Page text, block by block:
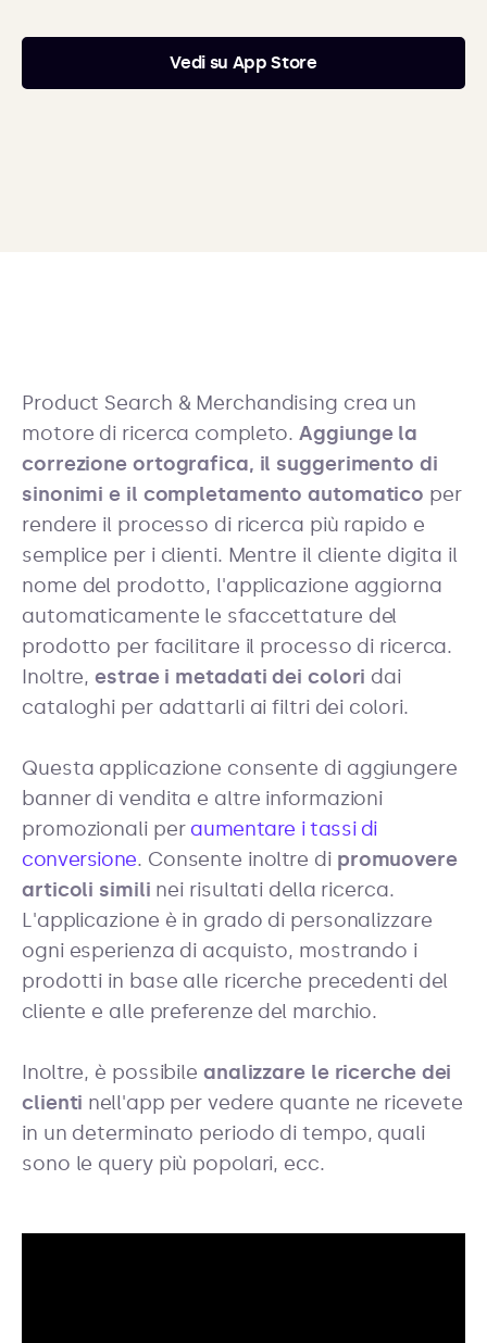
Vedi su App Store
Product Search & Merchandising crea un
motore di ricerca completo.Aggiunge la
correzione ortografica, il suggerimento di
sinonimi e il completamento automatico per
rendere il processo di ricerca più rapido e
semplice per i clienti. Mentre il cliente digita il
nome del prodotto, l'applicazione aggiorna
automaticamente le sfaccettature del
prodotto per facilitare il processo di ricerca.
Inoltre,estrae i metadati dei colori dai
cataloghi per adattarli ai filtri dei colori.
Questa applicazione consente di aggiungere
banner di vendita e altre informazioni
promozionali per aumentare i tassi di
conversione. Consente inoltre di promuovere
articoli simili nei risultati della ricerca.
L'applicazione è in grado di personalizzare
ogni esperienza di acquisto, mostrando i
prodotti in base alle ricerche precedenti del
cliente e alle preferenze del marchio.
Inoltre, è possibile analizzare le ricerche dei
clienti nell'app per vedere quante ne ricevete
in un determinato periodo di tempo, quali
sono le query più popolari, ecc.